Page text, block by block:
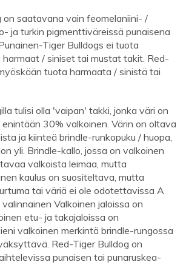
on saatavana vain feomelaniini- /
ja turkin pigmenttiväreissä punaisena
Tiger Bulldogs ei tuota
harmaat / siniset tai mustat takit. Red-
tuota harmaata / sinistä tai
tulisi olla 'vaipan' takki, jonka väri on
30% valkoinen. Värin on oltava
ja kiinteä brindle-runkopuku / huopa,
yli. Brindle-kallo, jossa on valkoinen
valkoista leimaa, mutta
kaulus on suositeltava, mutta
tai väriä ei ole odotettavissa A
Valkoinen jaloissa on
etu- ja takajaloissa on
valkoinen merkintä brindle-rungossa
Red-Tiger Bulldog on
punaisen tai punaruskea-